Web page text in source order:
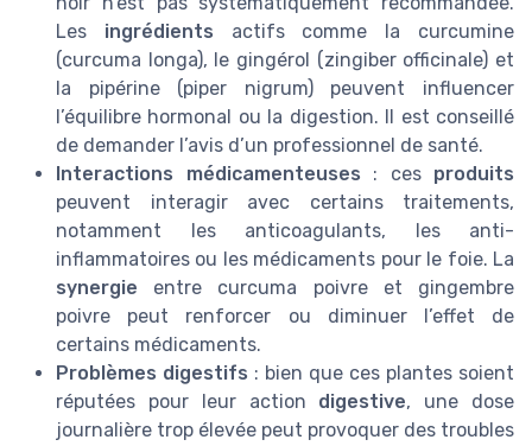
Les ingrédients actifs comme la curcumine
(curcuma longa), le gingérol (zingiber officinale) et
la pipérine (piper nigrum) peuvent influencer
l’équilibre hormonal ou la digestion. Il est conseillé
de demander l’avis d’un professionnel de santé.
Interactions médicamenteuses : ces produits
peuvent interagir avec certains traitements,
notamment les anticoagulants, les anti-
inflammatoires ou les médicaments pour le foie. La
synergie entre curcuma poivre et gingembre
poivre peut renforcer ou diminuer l’effet de
certains médicaments.
Problèmes digestifs : bien que ces plantes soient
réputées pour leur action digestive, une dose
journalière trop élevée peut provoquer des troubles